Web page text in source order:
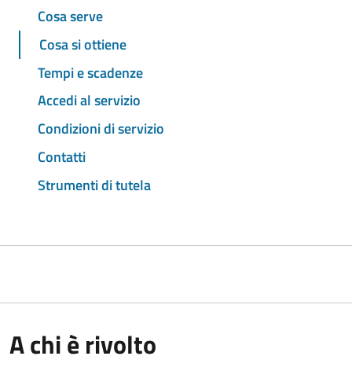
Cosa serve
Cosa si ottiene
Tempi e scadenze
Accedi al servizio
Condizioni di servizio
Contatti
Strumenti di tutela
A chi è rivolto